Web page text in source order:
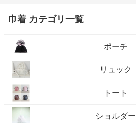
巾着 カテゴリ一覧
ポーチ
リュック
トート
ショルダー